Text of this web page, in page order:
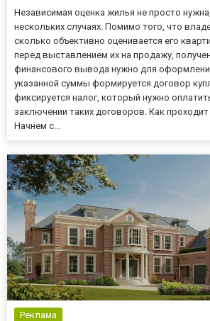
Независимая оценка жилья не просто
нескольких случаях. Помимо того, что
сколько объективно оценивается его
перед выставлением их на продажу,
финансового вывода нужно для
указанной суммы формируется договор
фиксируется налог, который нужно
заключении таких договоров. Как
Начнем с...
Реклама